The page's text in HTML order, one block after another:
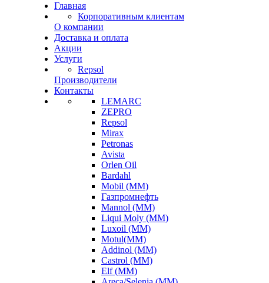
Главная
Корпоративным клиентам
О компании
Доставка и оплата
Акции
Услуги
Repsol
Производители
Контакты
LEMARC
ZEPRO
Repsol
Mirax
Petronas
Avista
Orlen Oil
Bardahl
Mobil (ММ)
Газпромнефть
Mannol (ММ)
Liqui Moly (ММ)
Luxoil (ММ)
Motul(ММ)
Addinol (ММ)
Castrol (ММ)
Elf (ММ)